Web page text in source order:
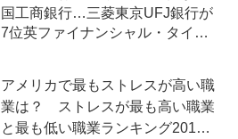
国工商銀行…三菱東京UFJ銀行が
7位英ファイナンシャル・タイム
年8月1日（木）、「2013年世界
の銀行ランキング トップ
1000」（Top...
アメリカで最もストレスが高い職
業は？ ストレスが最も高い職業
と最も低い職業ランキング2014